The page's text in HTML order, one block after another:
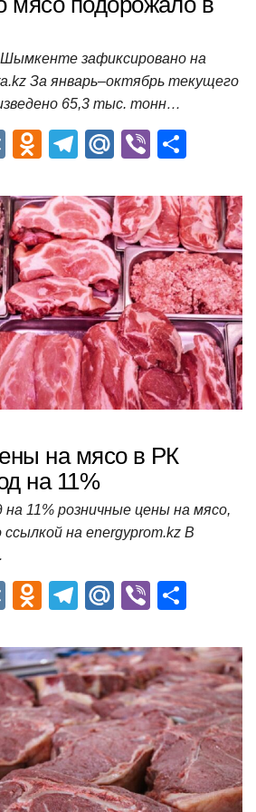
зафиксировано на
За январь–октябрь текущего
65,3 тыс. тонн…
V
O
n
o
kl
a
ss
ni
ki
T
e
gr
a
m
M
.R
u
Vi
er п
р
а
в
и
т
ь
на мясо в РК
на 11%
на 11% розничные цены на мясо,
на energyprom.kz В
V
O
n
o
kl
a
ss
ni
T
e
gr
a
m
M
.R
u
Vi
er п
р
а
в
и
т